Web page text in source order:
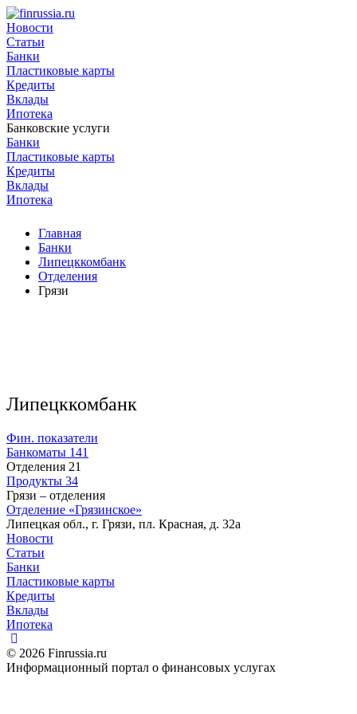
Новости
Статьи
Банки
Пластиковые карты
Кредиты
Вклады
Ипотека
Банковские услуги
Банки
Пластиковые карты
Кредиты
Вклады
Ипотека
Главная
Банки
Липецккомбанк
Отделения
Грязи
Липецккомбанк
Фин. показатели
Банкоматы 141
Отделения 21
Продукты 34
Грязи – отделения
Отделение «Грязинское»
Липецкая обл., г. Грязи, пл. Красная, д. 32а
Новости
Статьи
Банки
Пластиковые карты
Кредиты
Вклады
Ипотека
© 2026 Finrussia.ru
Информационный портал о финансовых услугах